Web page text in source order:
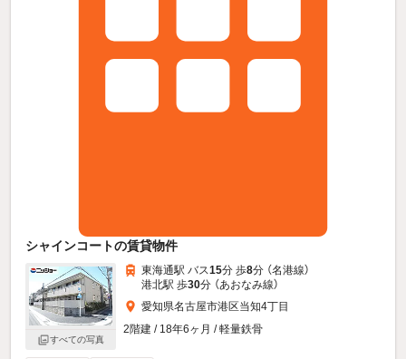
シャインコートの賃貸物件
すべての写真
東海通駅 バス15分 歩8分 （名港線）
港北駅 歩30分 （あおなみ線）
愛知県名古屋市港区当知4丁目
2階建 / 18年6ヶ月 / 軽量鉄骨